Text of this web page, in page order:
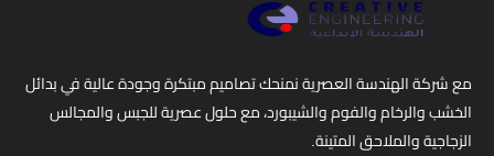
مع شركة الهندسة العصرية نمنحك تصاميم مبتكرة وجودة عالية في بدائل
الخشب والرخام والفوم والشيبورد، مع حلول عصرية للجبس والمجالس
الزجاجية والملاحق المتينة.